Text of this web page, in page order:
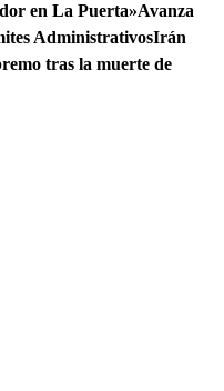
en La Puerta»Avanza
AdministrativosIrán
tras la muerte de